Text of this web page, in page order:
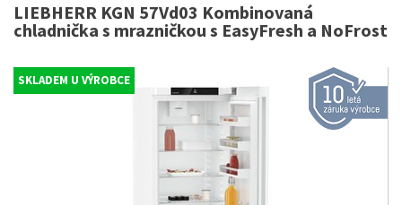
LIEBHERR KGN 57Vd03 Kombinovaná
chladnička s mrazničkou s EasyFresh a NoFrost
SKLADEM U VÝROBCE